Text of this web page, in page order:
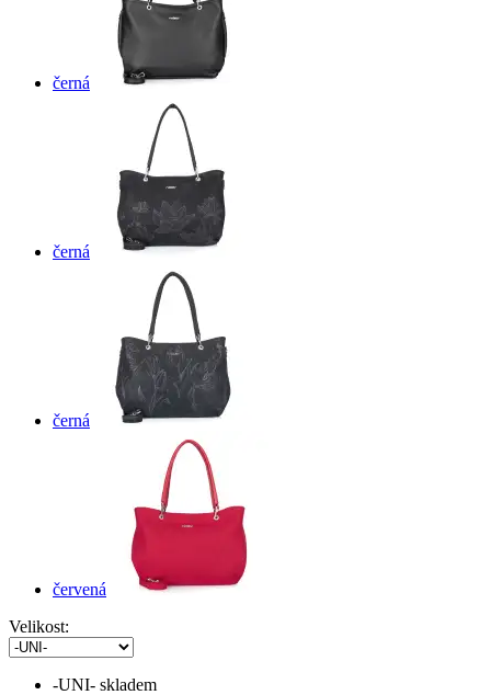
černá
černá
černá
červená
Velikost:
-UNI- skladem